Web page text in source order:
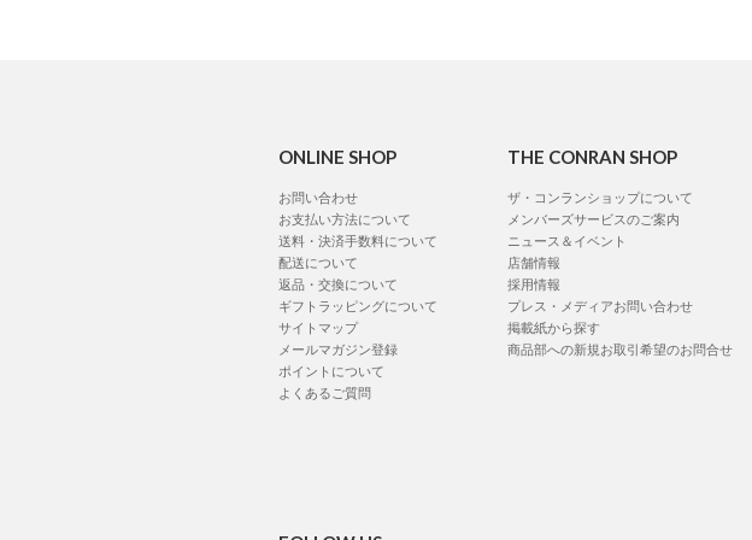
ONLINE SHOP
お問い合わせ
お支払い方法について
送料・決済手数料について
配送について
返品・交換について
ギフトラッピングについて
サイトマップ
メールマガジン登録
ポイントについて
よくあるご質問
THE CONRAN SHOP
ザ・コンランショップについて
メンバーズサービスのご案内
ニュース＆イベント
店舗情報
採用情報
プレス・メディアお問い合わせ
掲載紙から探す
商品部への新規お取引希望のお問合せ